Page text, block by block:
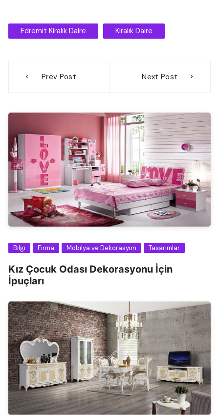
Edremit Kiralık Daire Kiralık Daire
gezinmesi
Prev Post Next Post
Bilgi Firma Mobilya ve Dekorasyon Tasarımlar
Kız Çocuk Odası Dekorasyonu İçin
İpuçları